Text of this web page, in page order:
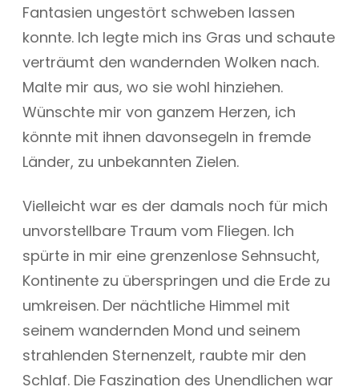
Fantasien ungestört schweben lassen
konnte. Ich legte mich ins Gras und schaute
verträumt den wandernden Wolken nach.
Malte mir aus, wo sie wohl hinziehen.
Wünschte mir von ganzem Herzen, ich
könnte mit ihnen davonsegeln in fremde
Länder, zu unbekannten Zielen.
Vielleicht war es der damals noch für mich
unvorstellbare Traum vom Fliegen. Ich
spürte in mir eine grenzenlose Sehnsucht,
Kontinente zu überspringen und die Erde zu
umkreisen. Der nächtliche Himmel mit
seinem wandernden Mond und seinem
strahlenden Sternenzelt, raubte mir den
Schlaf. Die Faszination des Unendlichen war